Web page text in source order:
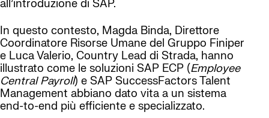
all’introduzione di SAP.
In questo contesto, Magda Binda, Direttore
Coordinatore Risorse Umane del Gruppo Finiper
e Luca Valerio, Country Lead di Strada, hanno
illustrato come le soluzioni SAP ECP (Employee
Central Payroll) e SAP SuccessFactors Talent
Management abbiano dato vita a un sistema
end-to-end più efficiente e specializzato.